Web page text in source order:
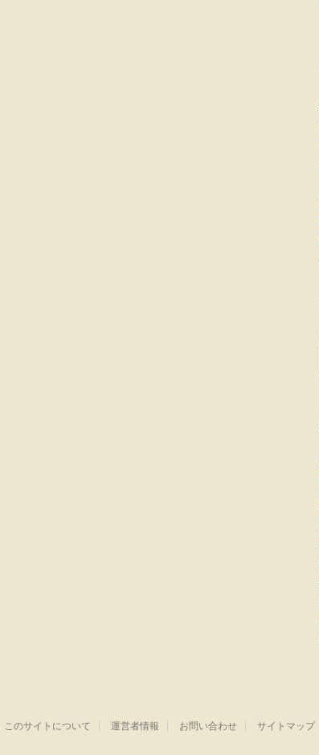
このサイトについて 運営者情報 お問い合わせ サイトマップ